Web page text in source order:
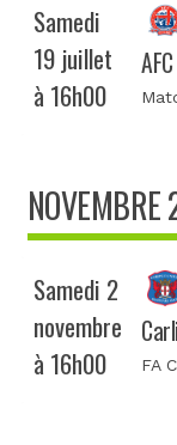
Samedi
19 juillet
à 16h00
Samedi 2
novembre
à 16h00
FA